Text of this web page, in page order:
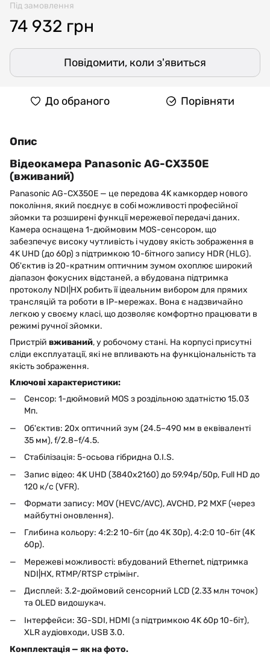
Під замовлення
74 932 грн
Повідомити, коли з'явиться
До обраного Порівняти
Опис
Відеокамера Panasonic AG-CX350E
(вживаний)
Panasonic AG-CX350E — це передова 4K камкордер нового
покоління, який поєднує в собі можливості професійної
зйомки та розширені функції мережевої передачі даних.
Камера оснащена 1-дюймовим MOS-сенсором, що
забезпечує високу чутливість і чудову якість зображення в
4K UHD (до 60p) з підтримкою 10-бітного запису HDR (HLG).
Об'єктив із 20-кратним оптичним зумом охоплює широкий
діапазон фокусних відстаней, а вбудована підтримка
протоколу NDI|HX робить її ідеальним вибором для прямих
трансляцій та роботи в IP-мережах. Вона є надзвичайно
легкою у своєму класі, що дозволяє комфортно працювати в
режимі ручної зйомки.
Пристрій вживаний, у робочому стані. На корпусі присутні
сліди експлуатації, які не впливають на функціональність та
якість зображення.
Ключові характеристики:
Сенсор: 1-дюймовий MOS з роздільною здатністю 15.03
Мп.
Об'єктив: 20x оптичний зум (24.5–490 мм в еквіваленті
35 мм), f/2.8–f/4.5.
Стабілізація: 5-осьова гібридна O.I.S.
Запис відео: 4K UHD (3840x2160) до 59.94p/50p, Full HD до
120 к/с (VFR).
Формати запису: MOV (HEVC/AVC), AVCHD, P2 MXF (через
майбутні оновлення).
Глибина кольору: 4:2:2 10-біт (до 4K 30p), 4:2:0 10-біт (4K
60p).
Мережеві можливості: вбудований Ethernet, підтримка
NDI|HX, RTMP/RTSP стрімінг.
Дисплей: 3.2-дюймовий сенсорний LCD (2.33 млн точок)
та OLED видошукач.
Інтерфейси: 3G-SDI, HDMI (з підтримкою 4K 60p 10-біт),
XLR аудіовходи, USB 3.0.
Комплектація — як на фото.